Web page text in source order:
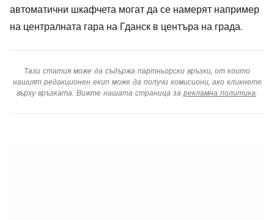
автоматични шкафчета могат да се намерят например
на централната гара на Гданск в центъра на града.
Тази статия може да съдържа партньорски връзки, от които
нашият редакционен екип може да получи комисиони, ако кликнете
върху връзката. Вижте нашата страница за рекламна политика.